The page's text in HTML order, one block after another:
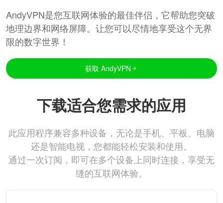
AndyVPN是您互联网体验的最佳伴侣，它帮助您突破
地理边界和网络屏障。让您可以尽情地享受这个无界
限的数字世界！
获取 AndyVPN
下载适合您需求的应用
此应用程序兼容多种设备，无论是手机、平板、电脑
还是智能电视，您都能轻松安装和使用。
通过一次订阅，即可在多个设备上同时连接，享受无
缝的互联网体验。